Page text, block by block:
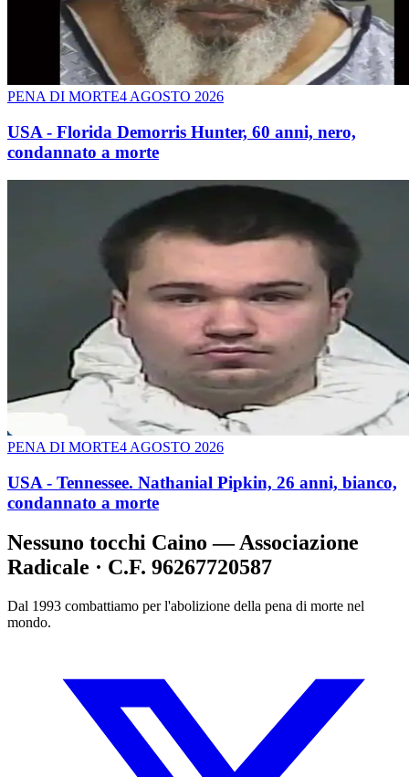
PENA DI MORTE4 AGOSTO 2026
USA - Florida Demorris Hunter, 60 anni, nero,
condannato a morte
PENA DI MORTE4 AGOSTO 2026
USA - Tennessee. Nathanial Pipkin, 26 anni, bianco,
condannato a morte
Nessuno tocchi Caino — Associazione
Radicale · C.F. 96267720587
Dal 1993 combattiamo per l'abolizione della pena di morte nel
mondo.